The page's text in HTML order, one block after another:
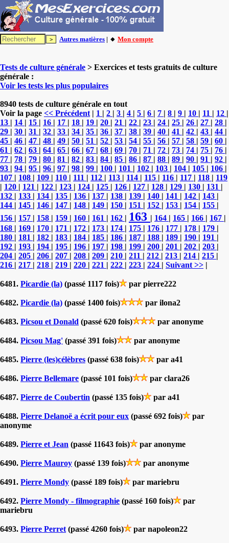
Autres matières | 🔸 Mon compte
Tests de culture générale > Exercices et tests gratuits de culture
générale :
Voir les tests les plus populaires
8940 tests de culture générale en tout
Voir la page << Précédent | 1 | 2 | 3 | 4 | 5 | 6 | 7 | 8 | 9 | 10 | 11 | 12 |
13 | 14 | 15 | 16 | 17 | 18 | 19 | 20 | 21 | 22 | 23 | 24 | 25 | 26 | 27 | 28 |
29 | 30 | 31 | 32 | 33 | 34 | 35 | 36 | 37 | 38 | 39 | 40 | 41 | 42 | 43 | 44 |
45 | 46 | 47 | 48 | 49 | 50 | 51 | 52 | 53 | 54 | 55 | 56 | 57 | 58 | 59 | 60 |
61 | 62 | 63 | 64 | 65 | 66 | 67 | 68 | 69 | 70 | 71 | 72 | 73 | 74 | 75 | 76 |
77 | 78 | 79 | 80 | 81 | 82 | 83 | 84 | 85 | 86 | 87 | 88 | 89 | 90 | 91 | 92 |
93 | 94 | 95 | 96 | 97 | 98 | 99 | 100 | 101 | 102 | 103 | 104 | 105 | 106 |
107 | 108 | 109 | 110 | 111 | 112 | 113 | 114 | 115 | 116 | 117 | 118 | 119
| 120 | 121 | 122 | 123 | 124 | 125 | 126 | 127 | 128 | 129 | 130 | 131 |
132 | 133 | 134 | 135 | 136 | 137 | 138 | 139 | 140 | 141 | 142 | 143 |
144 | 145 | 146 | 147 | 148 | 149 | 150 | 151 | 152 | 153 | 154 | 155 |
156 | 157 | 158 | 159 | 160 | 161 | 162 | 163 | 164 | 165 | 166 | 167 |
168 | 169 | 170 | 171 | 172 | 173 | 174 | 175 | 176 | 177 | 178 | 179 |
180 | 181 | 182 | 183 | 184 | 185 | 186 | 187 | 188 | 189 | 190 | 191 |
192 | 193 | 194 | 195 | 196 | 197 | 198 | 199 | 200 | 201 | 202 | 203 |
204 | 205 | 206 | 207 | 208 | 209 | 210 | 211 | 212 | 213 | 214 | 215 |
216 | 217 | 218 | 219 | 220 | 221 | 222 | 223 | 224 | Suivant >> |
6481. Picardie (la) (passé 1117 fois) par pierre222
6482. Picardie (la) (passé 1400 fois) par ilona2
6483. Picsou et Donald (passé 620 fois) par anonyme
6484. Picsou Mag' (passé 391 fois) par anonyme
6485. Pierre (les)célèbres (passé 638 fois) par a41
6486. Pierre Bellemare (passé 101 fois) par clara26
6487. Pierre de Coubertin (passé 135 fois) par a41
6488. Pierre Delanoë a écrit pour eux (passé 692 fois)
par
anonyme
6489. Pierre et Jean (passé 11643 fois) par anonyme
6490. Pierre Mauroy (passé 139 fois) par anonyme
6491. Pierre Mondy (passé 189 fois) par mariebru
6492. Pierre Mondy - filmographie (passé 160 fois)
par
mariebru
6493. Pierre Perret (passé 4260 fois) par napoleon22